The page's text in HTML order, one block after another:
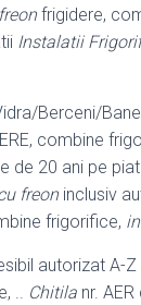
frigidere,
Instalatii
Berceni/
combine
de 20 ani pe
freoninclusiv
frigorifice,
autorizat A-
.. Chitila nr.